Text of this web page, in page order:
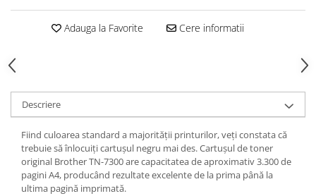
Adauga la Favorite Cere informatii
Descriere
Fiind culoarea standard a majorității printurilor, veți constata că
trebuie să înlocuiți cartușul negru mai des. Cartușul de toner
original Brother TN-7300 are capacitatea de aproximativ 3.300 de
pagini A4, producând rezultate excelente de la prima până la
ultima pagină imprimată.